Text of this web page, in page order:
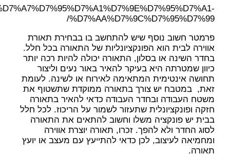
%D7%AA%D7%9C%D7%95%D7%99/
פרמטר חשוב נוסף שיש להתחשב בו בבחירת תאורת
אווירה לבית הוא הפונקציונליות של התאורה בכל חלל.
בחדר השינה או בסלון, התאורה יכולה להיות רכה יותר
כיוון שמטרתה היא בעיקר להאיר באור נעים וליצור
תחושה אינטימית המתאימה לאירוח או לשינה. לעומת
זאת, במטבח יש צורך בתאורה ממוקדת שתשטוף את
משטח העבודה ובחדר העבודה כדאי להאיר בתאורה
חזקה ופונקציונלית שתעזור לשמור על הריכוז. לכל חלל
בבית יש פונקציה משלו וחשוב להתאים את התאורה
לסוג החדר ולא להפך. זכרו, תאורה יוצרת אווירה
ומחמיאה לעיצוב, לכן כדאי להתייעץ עם מעצב או יועץ
תאורה.